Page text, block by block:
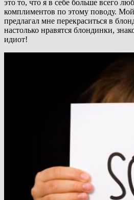
это то, что я в себе больше всего
комплиментов по этому поводу.
предлагал мне перекраситься в
настолько нравятся блондинки,
идиот!